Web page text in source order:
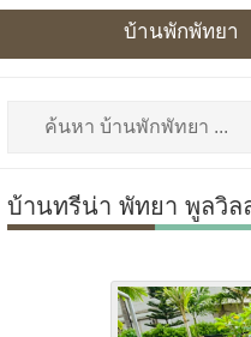
บ้านพักพัทยา
บ้านทรีน่า พัทยา พูลวิล